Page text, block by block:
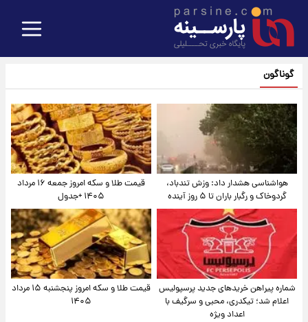
گوناگون
هواشناسی هشدار داد: وزش تندباد،
گردوخاک و رگبار باران تا ۵ روز آینده
قیمت طلا و سکه امروز جمعه ۱۶ مرداد
۱۴۰۵ +جدول
شماره پیراهن خریدهای جدید پرسپولیس
اعلام شد؛ تیکدری، محبی و سرگیف با
اعداد ویژه
قیمت طلا و سکه امروز پنجشنبه ۱۵ مرداد
۱۴۰۵